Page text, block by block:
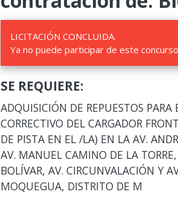
LICITACIÓN CONCLUIDA.
Ya no puede participar de este
SE REQUIERE:
ADQUISICIÓN DE REPUESTOS
CORRECTIVO DEL CARGADOR
DE PISTA EN EL /LA) EN LA AV.
AV. MANUEL CAMINO DE LA
BOLÍVAR, AV. CIRCUNVALACIÓN Y
MOQUEGUA, DISTRITO DE M